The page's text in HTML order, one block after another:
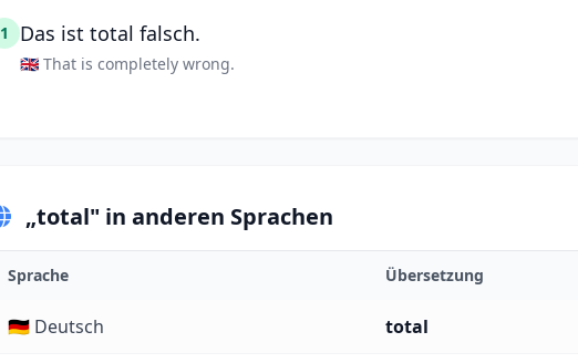
1 Das ist total falsch.
🇬🇧 That is completely wrong.
„total" in anderen Sprachen
Sprache Übersetzung
🇩🇪 Deutsch total